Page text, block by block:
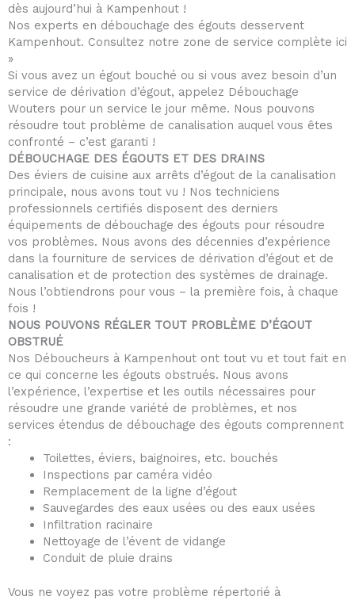
dès aujourd’hui à Kampenhout !
Nos experts en débouchage des égouts desservent
Kampenhout. Consultez notre zone de service complète ici
»
Si vous avez un égout bouché ou si vous avez besoin d’un
service de dérivation d’égout, appelez Débouchage
Wouters pour un service le jour même. Nous pouvons
résoudre tout problème de canalisation auquel vous êtes
confronté – c’est garanti !
DÉBOUCHAGE DES ÉGOUTS ET DES DRAINS
Des éviers de cuisine aux arrêts d’égout de la canalisation
principale, nous avons tout vu ! Nos techniciens
professionnels certifiés disposent des derniers
équipements de débouchage des égouts pour résoudre
vos problèmes. Nous avons des décennies d’expérience
dans la fourniture de services de dérivation d’égout et de
canalisation et de protection des systèmes de drainage.
Nous l’obtiendrons pour vous – la première fois, à chaque
fois !
NOUS POUVONS RÉGLER TOUT PROBLÈME D’ÉGOUT
OBSTRUÉ
Nos Déboucheurs à Kampenhout ont tout vu et tout fait en
ce qui concerne les égouts obstrués. Nous avons
l’expérience, l’expertise et les outils nécessaires pour
résoudre une grande variété de problèmes, et nos
services étendus de débouchage des égouts comprennent
:
Toilettes, éviers, baignoires, etc. bouchés
Inspections par caméra vidéo
Remplacement de la ligne d’égout
Sauvegardes des eaux usées ou des eaux usées
Infiltration racinaire
Nettoyage de l’évent de vidange
Conduit de pluie drains
Vous ne voyez pas votre problème répertorié à